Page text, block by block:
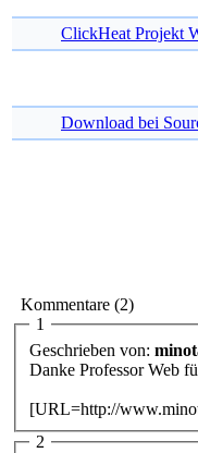
ClickHeat Projekt
Download bei
Kommentare (2)
1
Geschrieben von:
Danke Professor Web
[URL=http://
2